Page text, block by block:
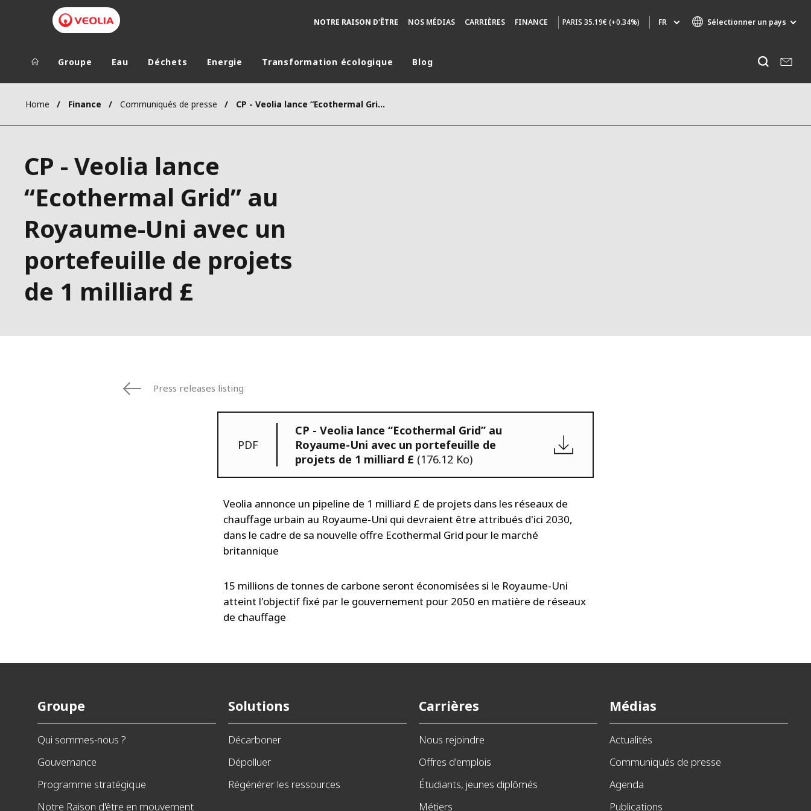
NOTRE RAISON D'ÊTRE NOS MÉDIAS CARRIÈRES FINANCE PARIS 35.19€ (+0.34%) FR Sélectionner un pays
Groupe Veolia
CAMPUS
FONDATION
INSTITUT
Dans le monde
AMÉRIQUE LATINE
Groupe Eau Déchets Energie Transformation écologique Blog
Home Finance Communiqués de presse CP - Veolia lance “Ecothermal Grid” au Royaume-Uni avec un portefeuille de projets de 1 milliard £
CP - Veolia lance
“Ecothermal Grid” au
Royaume-Uni avec un
portefeuille de projets
de 1 milliard £
Press releases listing
PDF
CP - Veolia lance “Ecothermal Grid” au
Royaume-Uni avec un portefeuille de
projets de 1 milliard £ (176.12 Ko)
Veolia annonce un pipeline de 1 milliard £ de projets dans les réseaux de
chauffage urbain au Royaume-Uni qui devraient être attribués d'ici 2030,
dans le cadre de sa nouvelle offre Ecothermal Grid pour le marché
britannique
15 millions de tonnes de carbone seront économisées si le Royaume-Uni
atteint l'objectif fixé par le gouvernement pour 2050 en matière de réseaux
de chauffage
Groupe
Qui sommes-nous ?
Gouvernance
Programme stratégique
Notre Raison d'être en mouvement
Solutions
Décarboner
Dépolluer
Régénérer les ressources
Carrières
Nous rejoindre
Offres d'emplois
Étudiants, jeunes diplômés
Métiers
Médias
Actualités
Communiqués de presse
Agenda
Publications